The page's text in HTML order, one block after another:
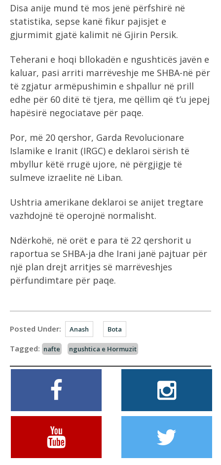
Disa anije mund të mos jenë përfshirë në
statistika, sepse kanë fikur pajisjet e
gjurmimit gjatë kalimit në Gjirin Persik.
Teherani e hoqi bllokadën e ngushticës javën e
kaluar, pasi arriti marrëveshje me SHBA-në për
të zgjatur armëpushimin e shpallur në prill
edhe për 60 ditë të tjera, me qëllim që t’u jepej
hapësirë negociatave për paqe.
Por, më 20 qershor, Garda Revolucionare
Islamike e Iranit (IRGC) e deklaroi sërish të
mbyllur këtë rrugë ujore, në përgjigje të
sulmeve izraelite në Liban.
Ushtria amerikane deklaroi se anijet tregtare
vazhdojnë të operojnë normalisht.
Ndërkohë, në orët e para të 22 qershorit u
raportua se SHBA-ja dhe Irani janë pajtuar për
një plan drejt arritjes së marrëveshjes
përfundimtare për paqe.
Posted Under: Anash Bota
Tagged: nafte ngushtica e Hormuzit